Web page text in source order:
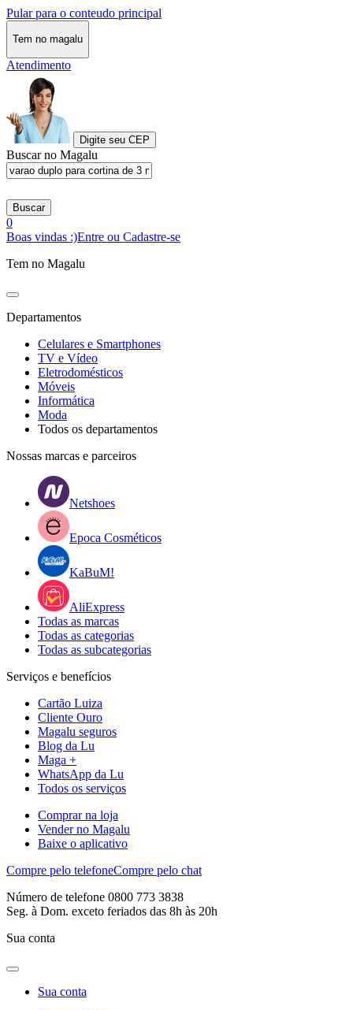
Pular para o conteudo principal
Tem no magalu
Atendimento
Digite seu CEP
Buscar no Magalu
Buscar
0
Boas vindas :)Entre ou Cadastre-se
Tem no Magalu
Departamentos
Celulares e Smartphones
TV e Vídeo
Eletrodomésticos
Móveis
Informática
Moda
Todos os departamentos
Nossas marcas e parceiros
Netshoes
Epoca Cosméticos
KaBuM!
AliExpress
Todas as marcas
Todas as categorias
Todas as subcategorias
Serviços e benefícios
Cartão Luiza
Cliente Ouro
Magalu seguros
Blog da Lu
Maga +
WhatsApp da Lu
Todos os serviços
Comprar na loja
Vender no Magalu
Baixe o aplicativo
Compre pelo telefoneCompre pelo chat
Número de telefone 0800 773 3838
Seg. à Dom. exceto feriados das 8h às 20h
Sua conta
Sua conta